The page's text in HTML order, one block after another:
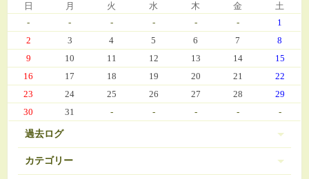
日 月 火 水 木 金 土
- - - - - -
1
2
3 4 5 6 7
8
9
10 11 12 13 14
15
16
17 18 19 20 21
22
23
24 25 26 27 28
29
30
31 - - - - -
過去ログ
カテゴリー